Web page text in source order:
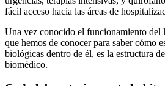
fácil acceso hacia las áreas de
Una vez conocido el funcionamiento del
que hemos de conocer para saber cómo
biológicas dentro de él, es la estructura
biomédico.